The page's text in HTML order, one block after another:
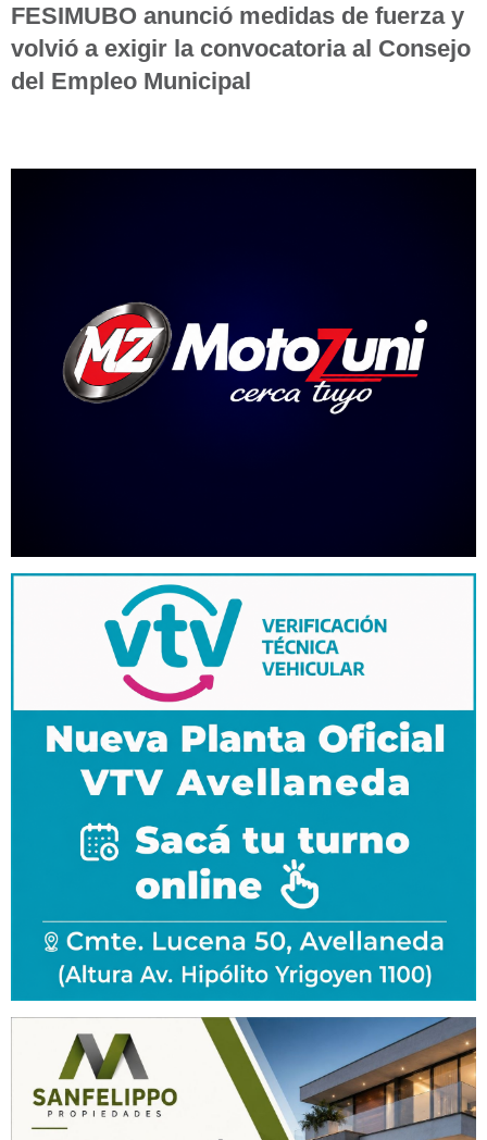
FESIMUBO anunció medidas de fuerza y
volvió a exigir la convocatoria al Consejo
del Empleo Municipal